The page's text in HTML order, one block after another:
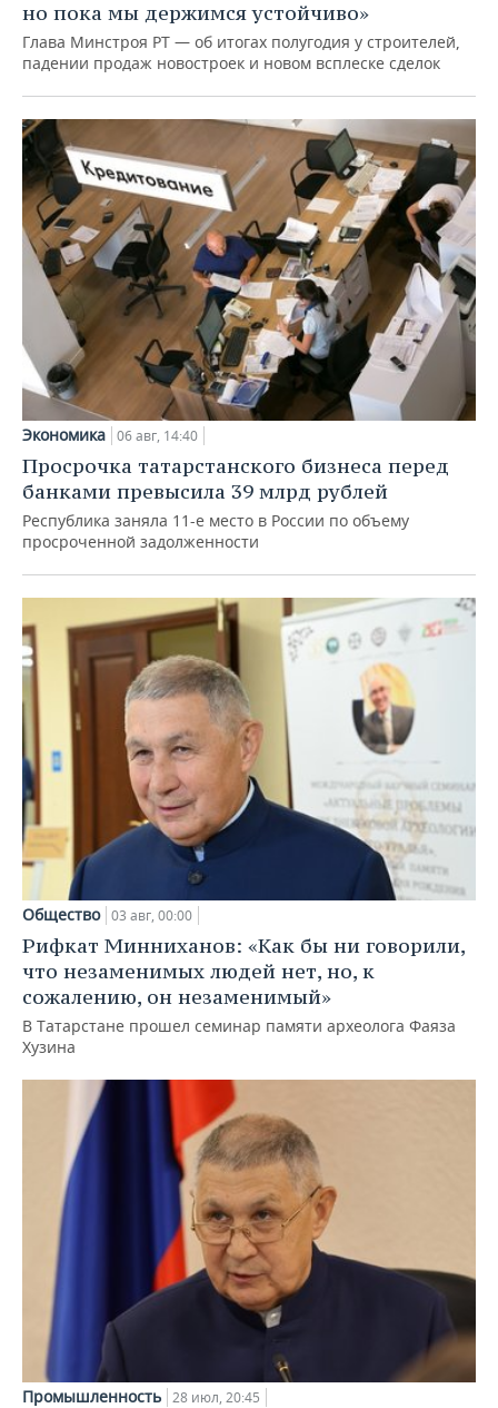
но пока мы держимся устойчиво»
Глава Минстроя РТ — об итогах полугодия у строителей,
падении продаж новостроек и новом всплеске сделок
Экономика 06 авг, 14:40
Просрочка татарстанского бизнеса перед
банками превысила 39 млрд рублей
Республика заняла 11-е место в России по объему
просроченной задолженности
Общество 03 авг, 00:00
Рифкат Минниханов: «Как бы ни говорили,
что незаменимых людей нет, но, к
сожалению, он незаменимый»
В Татарстане прошел семинар памяти археолога Фаяза
Хузина
Промышленность 28 июл, 20:45